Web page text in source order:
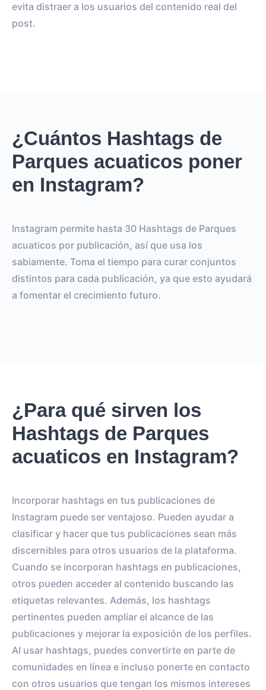
evita distraer a los usuarios del contenido real del
post.
¿Cuántos Hashtags de
Parques acuaticos poner
en Instagram?
Instagram permite hasta 30 Hashtags de Parques
acuaticos por publicación, así que usa los
sabiamente. Toma el tiempo para curar conjuntos
distintos para cada publicación, ya que esto ayudará
a fomentar el crecimiento futuro.
¿Para qué sirven los
Hashtags de Parques
acuaticos en Instagram?
Incorporar hashtags en tus publicaciones de
Instagram puede ser ventajoso. Pueden ayudar a
clasificar y hacer que tus publicaciones sean más
discernibles para otros usuarios de la plataforma.
Cuando se incorporan hashtags en publicaciones,
otros pueden acceder al contenido buscando las
etiquetas relevantes. Además, los hashtags
pertinentes pueden ampliar el alcance de las
publicaciones y mejorar la exposición de los perfiles.
Al usar hashtags, puedes convertirte en parte de
comunidades en línea e incluso ponerte en contacto
con otros usuarios que tengan los mismos intereses